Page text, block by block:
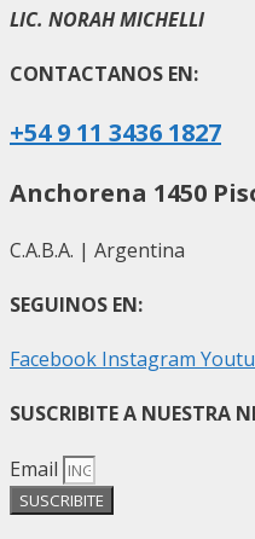
LIC. NORAH MICHELLI
CONTACTANOS EN:
+54 9 11 3436 1827
Anchorena 1450
C.A.B.A. | Argentina
SEGUINOS EN:
Facebook Instagram
SUSCRIBITE A NUESTRA
Email
SUSCRIBITE